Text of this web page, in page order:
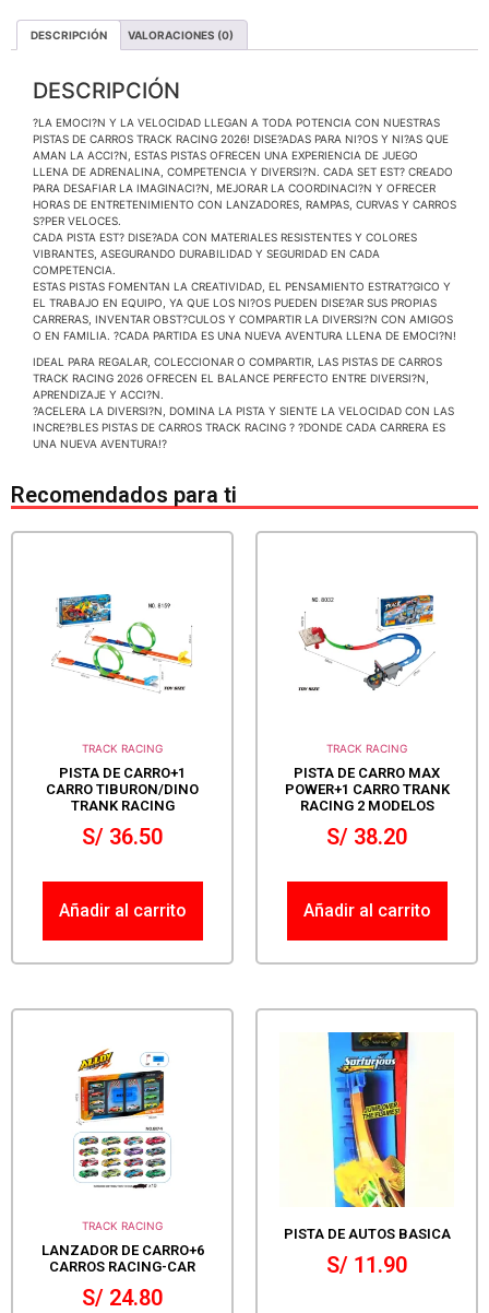
DESCRIPCIÓN VALORACIONES (0)
DESCRIPCIÓN
?LA EMOCI?N Y LA VELOCIDAD LLEGAN A TODA POTENCIA CON NUESTRAS
PISTAS DE CARROS TRACK RACING 2026! DISE?ADAS PARA NI?OS Y NI?AS QUE
AMAN LA ACCI?N, ESTAS PISTAS OFRECEN UNA EXPERIENCIA DE JUEGO
LLENA DE ADRENALINA, COMPETENCIA Y DIVERSI?N. CADA SET EST? CREADO
PARA DESAFIAR LA IMAGINACI?N, MEJORAR LA COORDINACI?N Y OFRECER
HORAS DE ENTRETENIMIENTO CON LANZADORES, RAMPAS, CURVAS Y CARROS
S?PER VELOCES.
CADA PISTA EST? DISE?ADA CON MATERIALES RESISTENTES Y COLORES
VIBRANTES, ASEGURANDO DURABILIDAD Y SEGURIDAD EN CADA
COMPETENCIA.
ESTAS PISTAS FOMENTAN LA CREATIVIDAD, EL PENSAMIENTO ESTRAT?GICO Y
EL TRABAJO EN EQUIPO, YA QUE LOS NI?OS PUEDEN DISE?AR SUS PROPIAS
CARRERAS, INVENTAR OBST?CULOS Y COMPARTIR LA DIVERSI?N CON AMIGOS
O EN FAMILIA. ?CADA PARTIDA ES UNA NUEVA AVENTURA LLENA DE EMOCI?N!
IDEAL PARA REGALAR, COLECCIONAR O COMPARTIR, LAS PISTAS DE CARROS
TRACK RACING 2026 OFRECEN EL BALANCE PERFECTO ENTRE DIVERSI?N,
APRENDIZAJE Y ACCI?N.
?ACELERA LA DIVERSI?N, DOMINA LA PISTA Y SIENTE LA VELOCIDAD CON LAS
INCRE?BLES PISTAS DE CARROS TRACK RACING ? ?DONDE CADA CARRERA ES
UNA NUEVA AVENTURA!?
Recomendados para ti
TRACK RACING
PISTA DE CARRO+1
CARRO TIBURON/DINO
TRANK RACING
S/ 36.50
Añadir al carrito
TRACK RACING
PISTA DE CARRO MAX
POWER+1 CARRO TRANK
RACING 2 MODELOS
S/ 38.20
Añadir al carrito
TRACK RACING
LANZADOR DE CARRO+6
CARROS RACING-CAR
S/ 24.80
PISTA DE AUTOS BASICA
S/ 11.90